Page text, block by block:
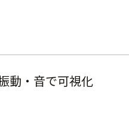
動・音で可視化